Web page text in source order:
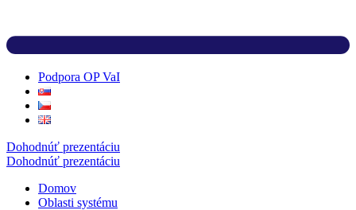
Podpora OP VaI
Dohodnúť prezentáciu
Dohodnúť prezentáciu
Domov
Oblasti systému